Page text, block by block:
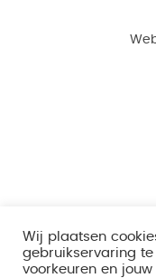
Wij plaatsen
gebruikservaring
voorkeuren en